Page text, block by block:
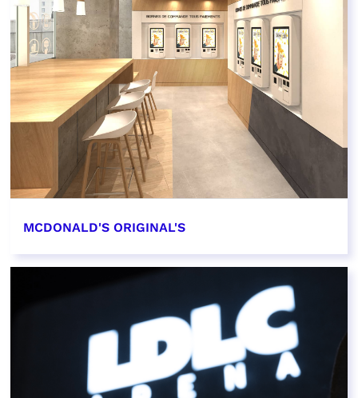
MCDONALD'S ORIGINAL'S